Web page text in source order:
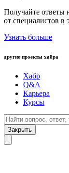
Получайте ответы
от специалистов в
Узнать больше
другие проекты хабра
Хабр
Q&A
Карьера
Курсы
Закрыть